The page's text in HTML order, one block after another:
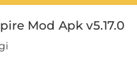
Mod Apk v5.17.0